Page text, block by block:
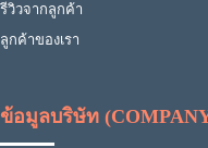
รีวิวจากลูกค้า
ลูกค้าของเรา
ข้อมูลบริษัท